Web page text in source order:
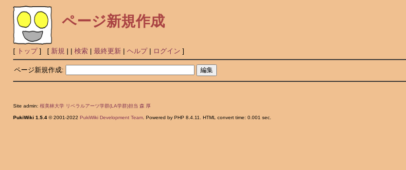
ページ新規作成
[ トップ] [ 新規 | | 検索| 最終更新| ヘルプ| ログイン ]
ページ新規作成:
Site admin: 桜美林大学 リベラルアーツ学群(LA学群)担当 森 厚
PukiWiki 1.5.4© 2001-2022 PukiWiki Development Team. Powered by PHP 8.4.11. HTML convert time: 0.001 sec.